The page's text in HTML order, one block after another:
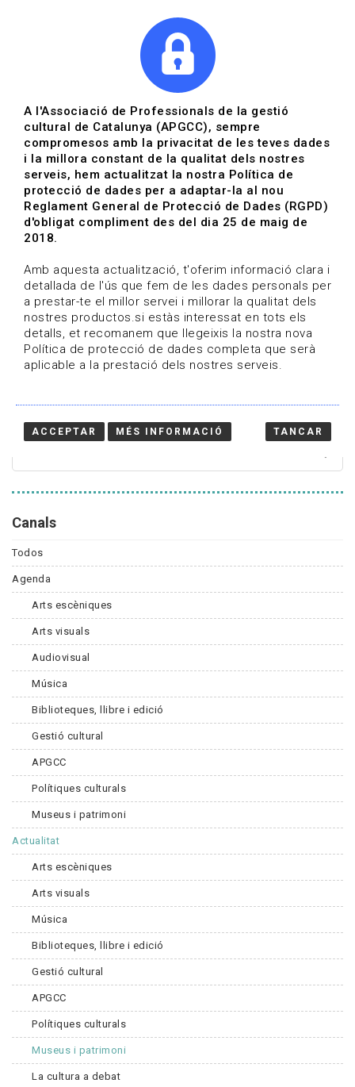
Actualitza't
Vols estar al dia?
HOME / BLOG
Estigues al dia
Convocatòries, activitats i notícies del sector de la
cultura.
Canals
Todos
Agenda
Arts escèniques
Arts visuals
Audiovisual
Música
Biblioteques, llibre i edició
Gestió cultural
APGCC
Polítiques culturals
Museus i patrimoni
Actualitat
Arts escèniques
Arts visuals
Música
Biblioteques, llibre i edició
Gestió cultural
APGCC
Polítiques culturals
Museus i patrimoni
La cultura a debat
A l'Associació de Professionals de la gestió
cultural de Catalunya (APGCC), sempre
compromesos amb la privacitat de les teves dades
i la millora constant de la qualitat dels nostres
serveis, hem actualitzat la nostra Política de
protecció de dades per a adaptar-la al nou
Reglament General de Protecció de Dades (RGPD)
d'obligat compliment des del dia 25 de maig de
2018.
Amb aquesta actualització, t'oferim informació clara i
detallada de l'ús que fem de les dades personals per
a prestar-te el millor servei i millorar la qualitat dels
nostres productos.si estàs interessat en tots els
detalls, et recomanem que llegeixis la nostra nova
Política de protecció de dades completa que serà
aplicable a la prestació dels nostres serveis.
ACCEPTAR MÉS INFORMACIÓ TANCAR